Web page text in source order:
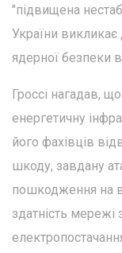
"підвищена
України
ядерної безпеки
Гроссі нагадав,
енергетичну
його фахівців
шкоду, завдану
пошкодження на
здатність мережі